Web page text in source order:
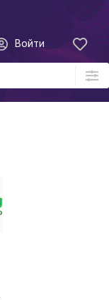
Войти